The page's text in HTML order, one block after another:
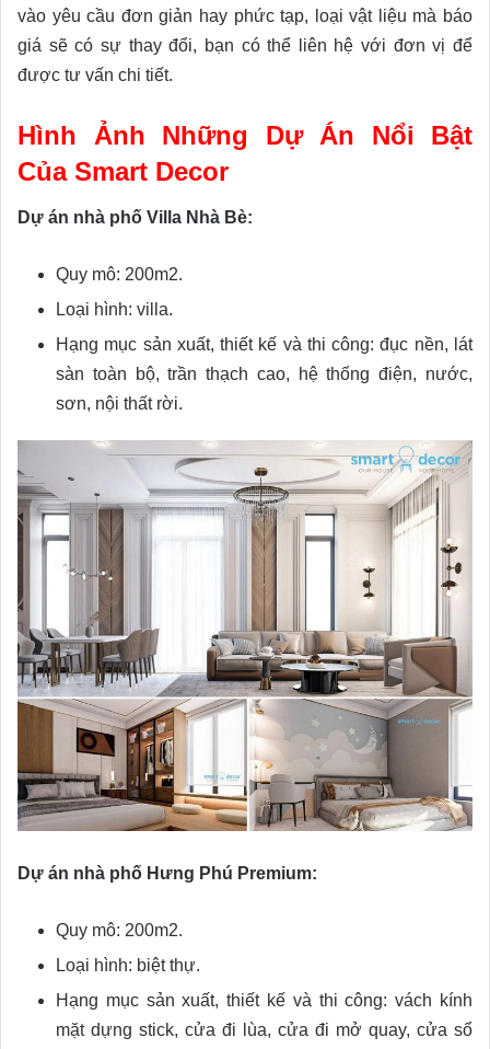
vào yêu cầu đơn giản hay phức tạp, loại vật liệu mà báo
giá sẽ có sự thay đổi, bạn có thể liên hệ với đơn vị để
được tư vấn chi tiết.
Hình Ảnh Những Dự Án Nổi Bật
Của Smart Decor
Dự án nhà phố Villa Nhà Bè:
Quy mô: 200m2.
Loại hình: villa.
Hạng mục sản xuất, thiết kế và thi công: đục nền, lát
sàn toàn bộ, trần thạch cao, hệ thống điện, nước,
sơn, nội thất rời.
Dự án nhà phố Hưng Phú Premium:
Quy mô: 200m2.
Loại hình: biệt thự.
Hạng mục sản xuất, thiết kế và thi công: vách kính
mặt dựng stick, cửa đi lùa, cửa đi mở quay, cửa sổ